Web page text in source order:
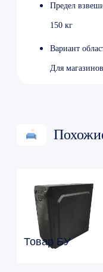
Предел
150 кг
Вариант
Для
Товар БУ